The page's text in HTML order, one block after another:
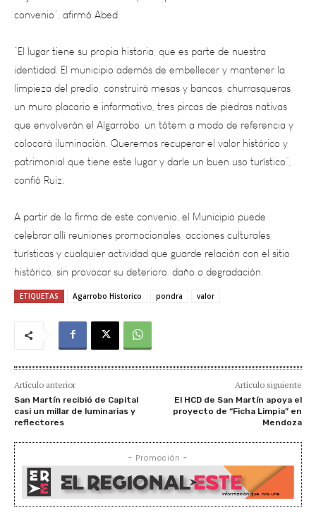
“El lugar tiene su propia historia, que es parte de nuestra
identidad. El municipio además de embellecer y mantener la
limpieza del predio, construirá mesas y bancos, churrasqueras,
un muro placario e informativo, tres pircas de piedras nativas
que envolverán el Algarrobo, un tótem a modo de referencia y
colocará iluminación. Queremos recuperar el valor histórico y
patrimonial que tiene este lugar y darle un buen uso turístico”,
confió Ruiz.
A partir de la firma de este convenio, el Municipio puede
celebrar allí reuniones promocionales, acciones culturales,
turísticas y cualquier actividad que guarde relación con el sitio
histórico, sin provocar su deterioro, daño o degradación.
ETIQUETAS Agarrobo Historico pondra valor
Artículo anterior
San Martín recibió de Capital
casi un millar de luminarias y
reflectores
Artículo siguiente
El HCD de San Martín apoya el
proyecto de “Ficha Limpia” en
Mendoza
- Promoción -